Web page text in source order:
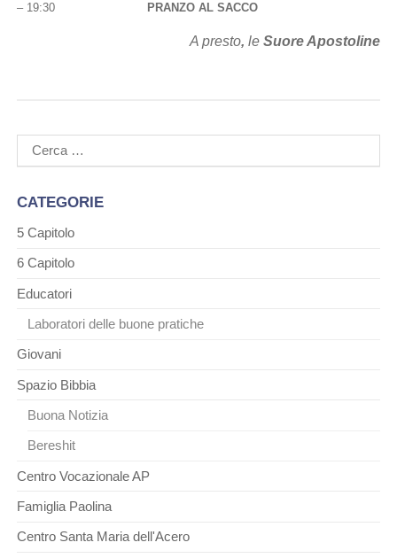
– 19:30
PRANZO AL SACCO
A presto, le Suore Apostoline
Ricerca
per:
CATEGORIE
5 Capitolo
6 Capitolo
Educatori
Laboratori delle buone pratiche
Giovani
Spazio Bibbia
Buona Notizia
Bereshit
Centro Vocazionale AP
Famiglia Paolina
Centro Santa Maria dell'Acero